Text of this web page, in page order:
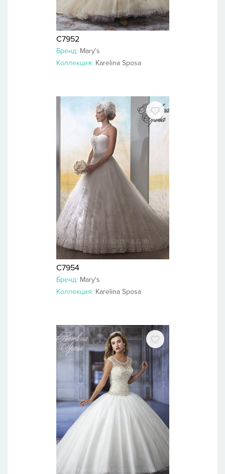
C7952
Бренд: Mary's
Коллекция: Karelina Sposa
C7954
Бренд: Mary's
Коллекция: Karelina Sposa